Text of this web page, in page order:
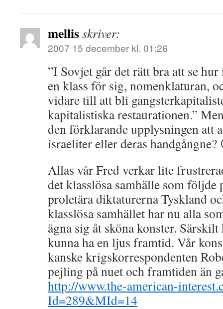
mellisskriver:
2007 15 december kl. 01:26
”I Sovjet går det rätt bra att se
en klass för sig, nomenklaturan,
vidare till att bli
kapitalistiska restaurationen.”
den förklarande upplysningen att
israeliter eller deras handgångne?
Allas vår Fred verkar lite
det klasslösa samhälle som följde
proletära diktaturerna Tyskland
klasslösa samhället har nu alla
ägna sig åt sköna konster.
kunna ha en ljus framtid. Vår
kanske krigskorrespondenten
pejling på nuet och framtiden än
http://www.the-american-
Id=289&MId=14